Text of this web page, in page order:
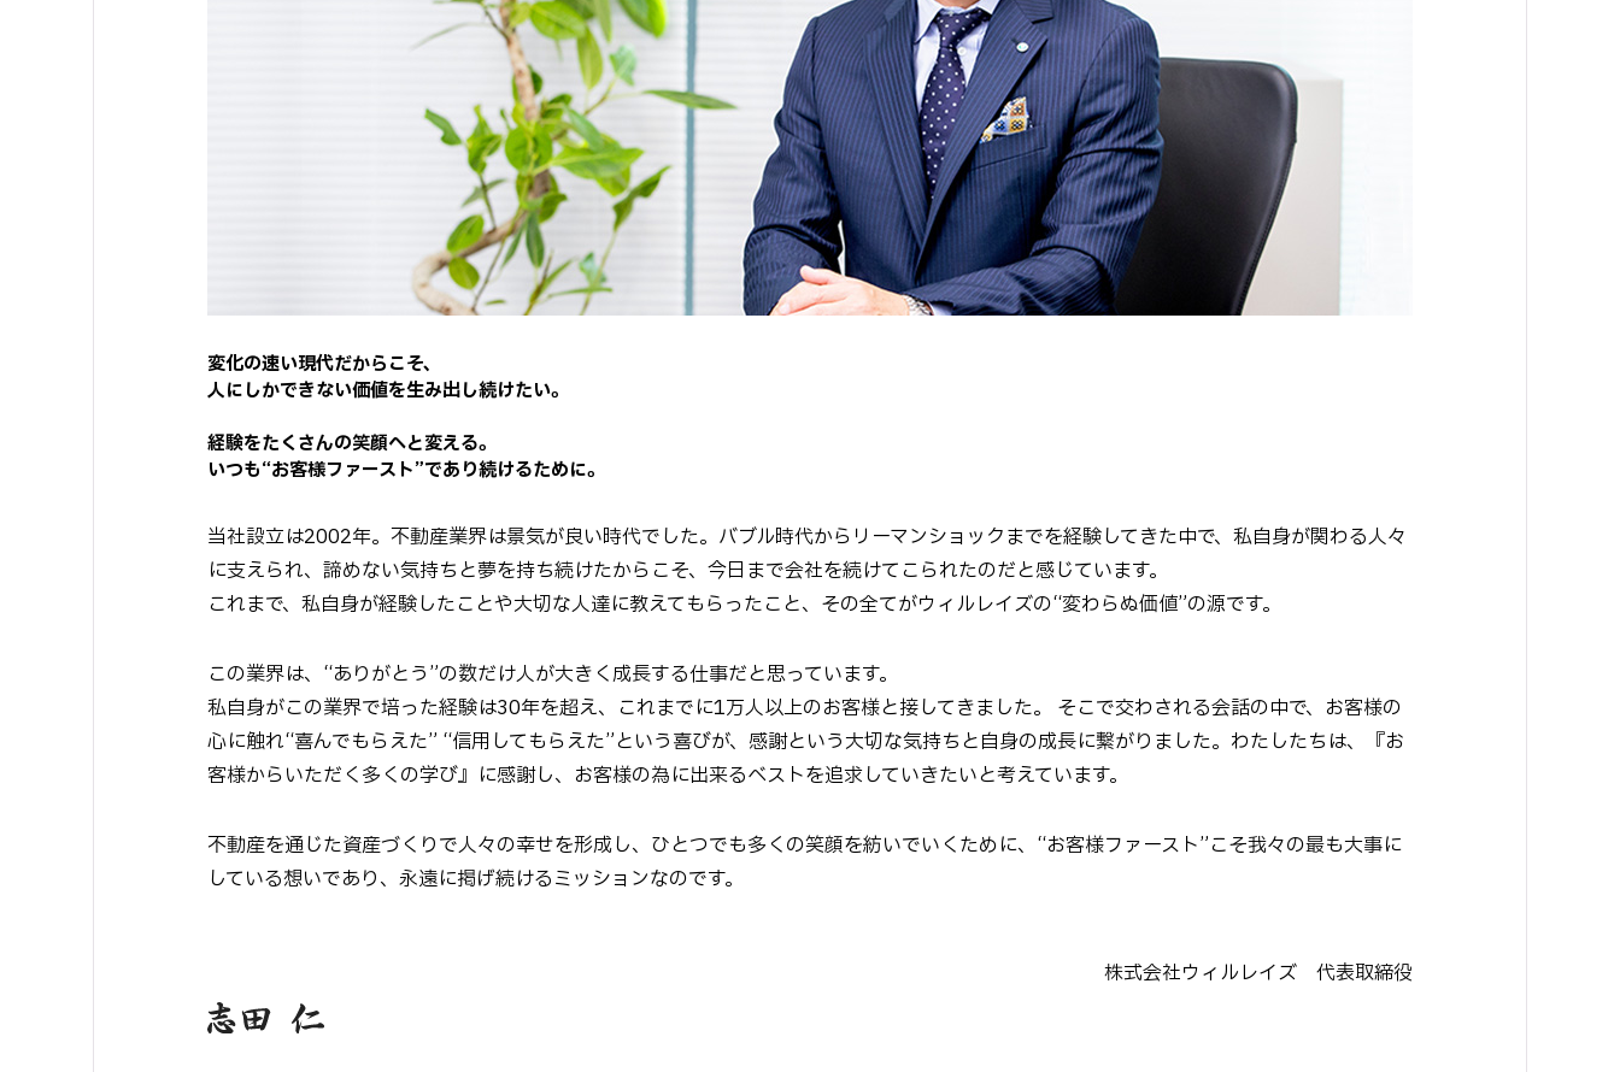
変化の速い現代だからこそ、
人にしかできない価値を生み出し続けたい。
経験をたくさんの笑顔へと変える。
いつも“お客様ファースト”であり続けるために。
当社設立は2002年。不動産業界は景気が良い時代でした。バブル時代からリーマンショックまでを経験してきた中で、私自身が関わる人々
に支えられ、諦めない気持ちと夢を持ち続けたからこそ、今日まで会社を続けてこられたのだと感じています。
これまで、私自身が経験したことや大切な人達に教えてもらったこと、その全てがウィルレイズの“変わらぬ価値”の源です。
この業界は、“ありがとう”の数だけ人が大きく成長する仕事だと思っています。
私自身がこの業界で培った経験は30年を超え、これまでに1万人以上のお客様と接してきました。 そこで交わされる会話の中で、お客様の
心に触れ“喜んでもらえた” “信用してもらえた”という喜びが、感謝という大切な気持ちと自身の成長に繋がりました。わたしたちは、『お
客様からいただく多くの学び』に感謝し、お客様の為に出来るベストを追求していきたいと考えています。
不動産を通じた資産づくりで人々の幸せを形成し、ひとつでも多くの笑顔を紡いでいくために、“お客様ファースト”こそ我々の最も大事に
している想いであり、永遠に掲げ続けるミッションなのです。
株式会社ウィルレイズ 代表取締役